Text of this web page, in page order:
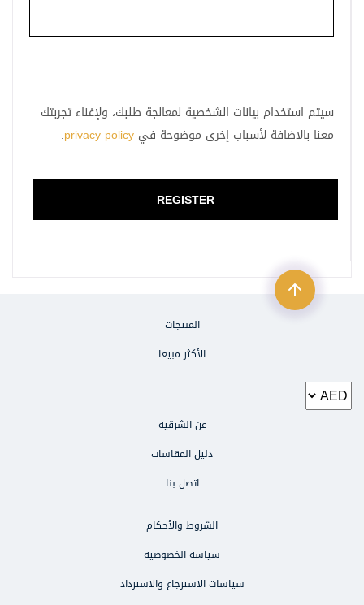
سيتم استخدام بيانات الشخصية لمعالجة طلبك، ولإغناء تجربتك
معنا بالاضافة لأسباب إخرى موضوحة في privacy policy
.
REGISTER
المنتجات
الأكثر مبيعا
عن الشرقية
دليل المقاسات
اتصل بنا
الشروط والأحكام
سياسة الخصوصية
سياسات الاسترجاع والاسترداد
الطلبات والاستفسارات